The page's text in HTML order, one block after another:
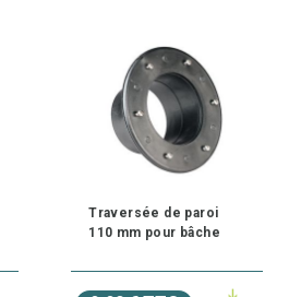
Traversée de paroi
110 mm pour bâche